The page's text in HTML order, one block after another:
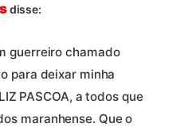
disse:
guerreiro chamado
para deixar minha
PASCOA, a todos que
maranhense. Que o